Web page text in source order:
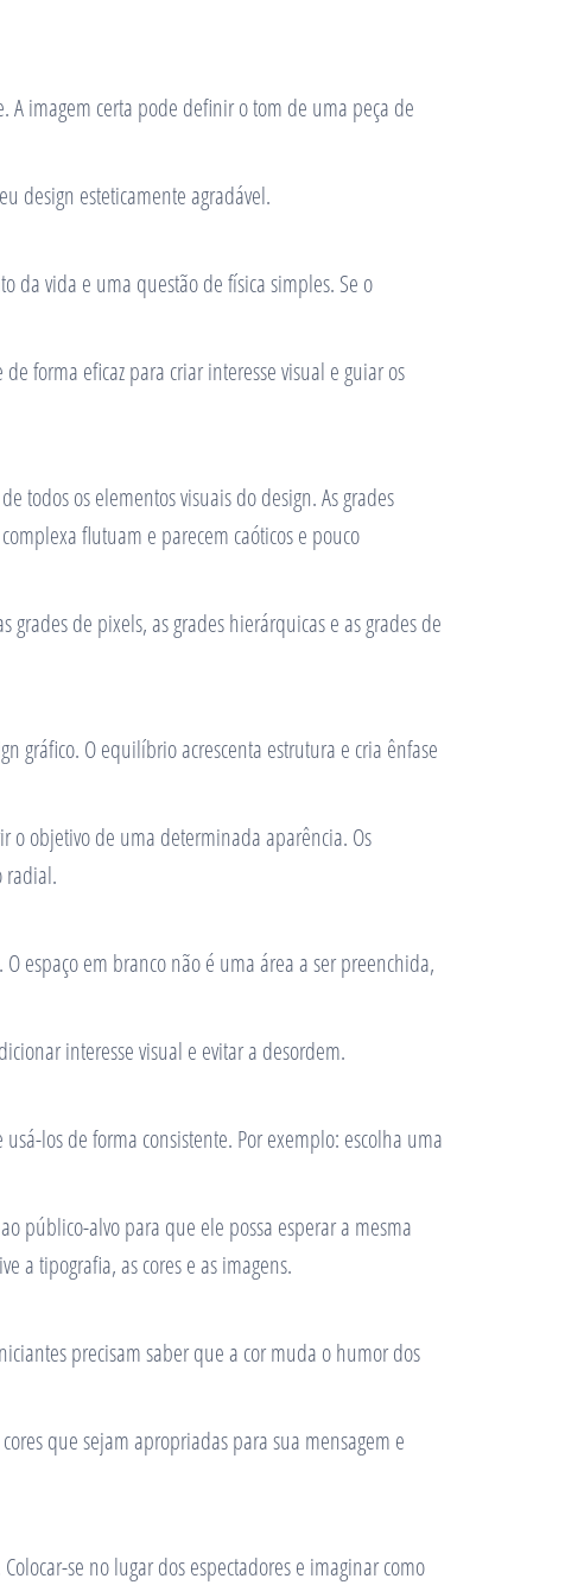
A imagem certa pode definir o tom de uma peça de
design esteticamente agradável.
da vida e uma questão de física simples. Se o
forma eficaz para criar interesse visual e guiar os
todos os elementos visuais do design. As grades
flutuam e parecem caóticos e pouco
grades de pixels, as grades hierárquicas e as grades de
gráfico. O equilíbrio acrescenta estrutura e cria ênfase
o objetivo de uma determinada aparência. Os
radial.
espaço em branco não é uma área a ser preenchida,
interesse visual e evitar a desordem.
los de forma consistente. Por exemplo: escolha uma
público-alvo para que ele possa esperar a mesma
a tipografia, as cores e as imagens.
precisam saber que a cor muda o humor dos
que sejam apropriadas para sua mensagem e
se no lugar dos espectadores e imaginar como